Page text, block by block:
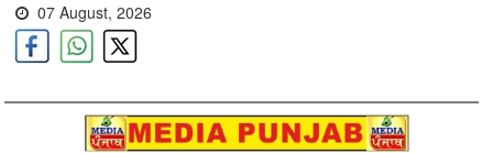
07 August, 2026